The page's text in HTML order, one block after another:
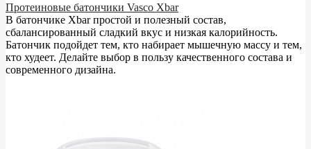
Протеиновые батончики Vasco Xbar
В батончике Xbar простой и полезный состав,
сбалансированный сладкий вкус и низкая калорийность.
Батончик подойдет тем, кто набирает мышечную массу и тем,
кто худеет. Делайте выбор в пользу качественного состава и
современного дизайна.